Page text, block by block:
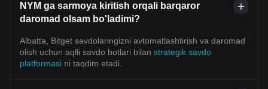
NYM ga sarmoya kiritish orqali barqaror
daromad olsam bo'ladimi?
Albatta, Bitget savdolaringizni avtomatlashtirish va daromad
olish uchun aqlli savdo botlari bilan strategik savdo
platformasi ni taqdim etadi.